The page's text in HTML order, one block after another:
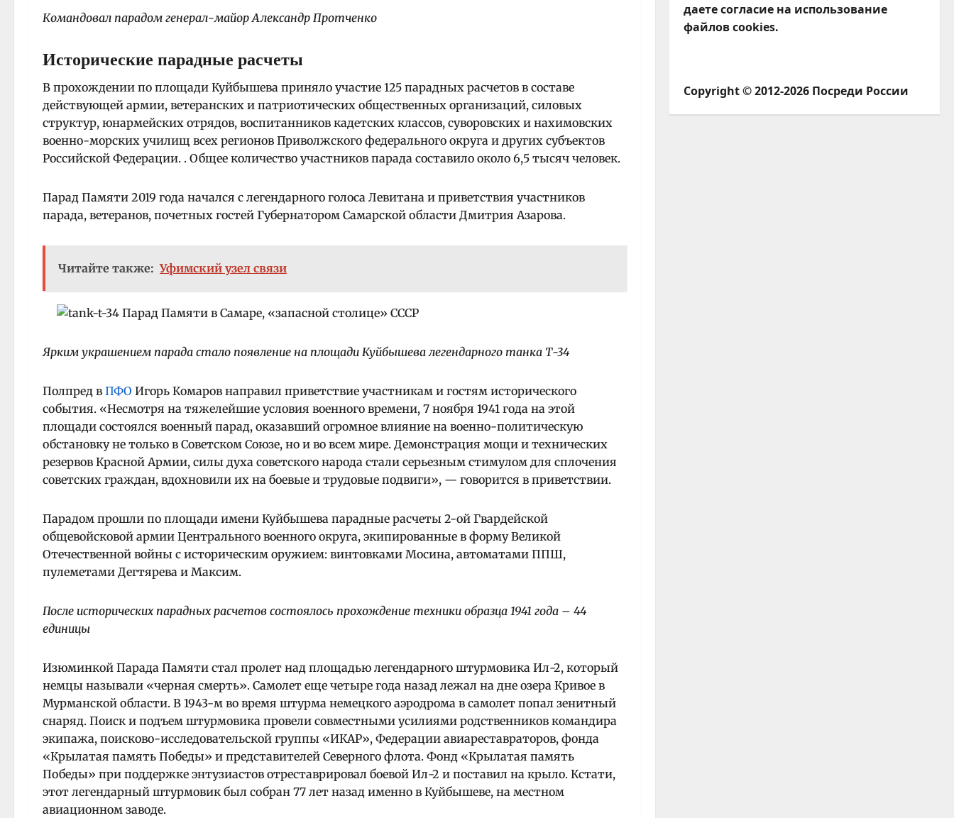
Командовал парадом генерал-майор Александр Протченко
Исторические парадные расчеты
В прохождении по площади Куйбышева приняло участие 125 парадных расчетов в составе
действующей армии, ветеранских и патриотических общественных организаций, силовых
структур, юнармейских отрядов, воспитанников кадетских классов, суворовских и нахимовских
военно-морских училищ всех регионов Приволжского федерального округа и других субъектов
Российской Федерации. . Общее количество участников парада составило около 6,5 тысяч человек.
Парад Памяти 2019 года начался с легендарного голоса Левитана и приветствия участников
парада, ветеранов, почетных гостей Губернатором Самарской области Дмитрия Азарова.
Читайте также: Уфимский узел связи
Ярким украшением парада стало появление на площади Куйбышева легендарного танка Т-34
Полпред в ПФО Игорь Комаров направил приветствие участникам и гостям исторического
события. «Несмотря на тяжелейшие условия военного времени, 7 ноября 1941 года на этой
площади состоялся военный парад, оказавший огромное влияние на военно-политическую
обстановку не только в Советском Союзе, но и во всем мире. Демонстрация мощи и технических
резервов Красной Армии, силы духа советского народа стали серьезным стимулом для сплочения
советских граждан, вдохновили их на боевые и трудовые подвиги», — говорится в приветствии.
Парадом прошли по площади имени Куйбышева парадные расчеты 2-ой Гвардейской
общевойсковой армии Центрального военного округа, экипированные в форму Великой
Отечественной войны с историческим оружием: винтовками Мосина, автоматами ППШ,
пулеметами Дегтярева и Максим.
После исторических парадных расчетов состоялось прохождение техники образца 1941 года – 44
единицы
Изюминкой Парада Памяти стал пролет над площадью легендарного штурмовика Ил-2, который
немцы называли «черная смерть». Самолет еще четыре года назад лежал на дне озера Кривое в
Мурманской области. В 1943-м во время штурма немецкого аэродрома в самолет попал зенитный
снаряд. Поиск и подъем штурмовика провели совместными усилиями родственников командира
экипажа, поисково-исследовательской группы «ИКАР», Федерации авиареставраторов, фонда
«Крылатая память Победы» и представителей Северного флота. Фонд «Крылатая память
Победы» при поддержке энтузиастов отреставрировал боевой Ил-2 и поставил на крыло. Кстати,
этот легендарный штурмовик был собран 77 лет назад именно в Куйбышеве, на местном
авиационном заводе.
даете согласие на использование
файлов cookies.
Copyright © 2012-2026 Посреди России